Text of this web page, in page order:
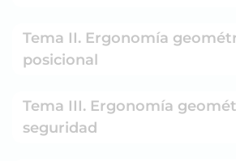
Tema II. Ergonomía
posicional
Tema III. Ergonomía
seguridad